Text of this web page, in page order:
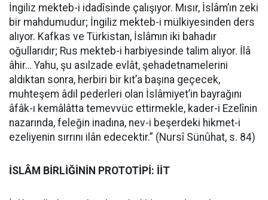
İngiliz mekteb-i idadîsinde çalışıyor. Mısır, İslâm’ın zeki
bir mahdumudur; İngiliz mekteb-i mülkiyesinden ders
alıyor. Kafkas ve Türkistan, İslâmın iki bahadır
oğullarıdır; Rus mekteb-i harbiyesinde talim alıyor. İlâ
âhir… Yahu, şu asılzade evlât, şehadetnamelerini
aldıktan sonra, herbiri bir kıt’a başına geçecek,
muhteşem âdil pederleri olan İslâmiyet’in bayrağını
âfâk-ı kemâlâtta temevvüc ettirmekle, kader-i Ezelînin
nazarında, feleğin inadına, nev-i beşerdeki hikmet-i
ezeliyenin sırrını ilân edecektir.” (Nursî Sünûhat, s. 84)
İSLÂM BİRLİĞİNİN PROTOTİPİ: İİT